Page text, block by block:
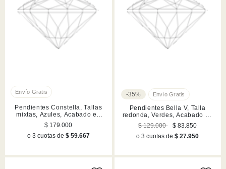
Pendientes Constella, Tallas
mixtas, Azules, Acabado en
rodio
$ 179.000
o 3 cuotas de $ 59.667
-35%
Pendientes Bella V, Talla
redonda, Verdes, Acabado en
tono oro
$ 129.000
$ 83.850
o 3 cuotas de$ 27.950